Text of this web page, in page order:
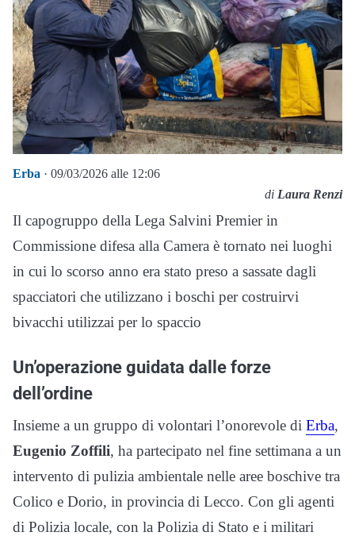
Erba · 09/03/2026 alle 12:06
di Laura Renzi
Il capogruppo della Lega Salvini Premier in
Commissione difesa alla Camera è tornato nei luoghi
in cui lo scorso anno era stato preso a sassate dagli
spacciatori che utilizzano i boschi per costruirvi
bivacchi utilizzai per lo spaccio
Un’operazione guidata dalle forze
dell’ordine
Insieme a un gruppo di volontari l’onorevole di Erba,
Eugenio Zoffili, ha partecipato nel fine settimana a un
intervento di pulizia ambientale nelle aree boschive tra
Colico e Dorio, in provincia di Lecco. Con gli agenti
di Polizia locale, con la Polizia di Stato e i militari